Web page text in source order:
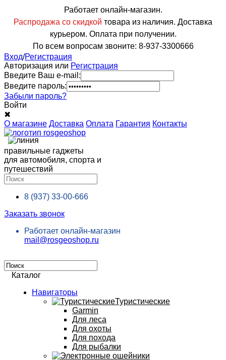
Работает онлайн-магазин.
Распродажа со скидкой товара из наличия. Доставка
курьером. Оплата при получении.
По всем вопросам звоните: 8-937-3300666
Вход/Регистрация
Авторизация или Регистрация
Введите Ваш e-mail:
Введите пароль:
Забыли пароль?
Войти
✖
О магазине Доставка Оплата Гарантия Контакты
правильные гаджеты
для автомобиля, спорта и
путешествий
8 (937) 33-00-666
Заказать звонок
Работает онлайн-магазин
mail@rosgeoshop.ru
Каталог
Навигаторы
Туристические
Garmin
Для леса
Для охоты
Для похода
Для рыбалки